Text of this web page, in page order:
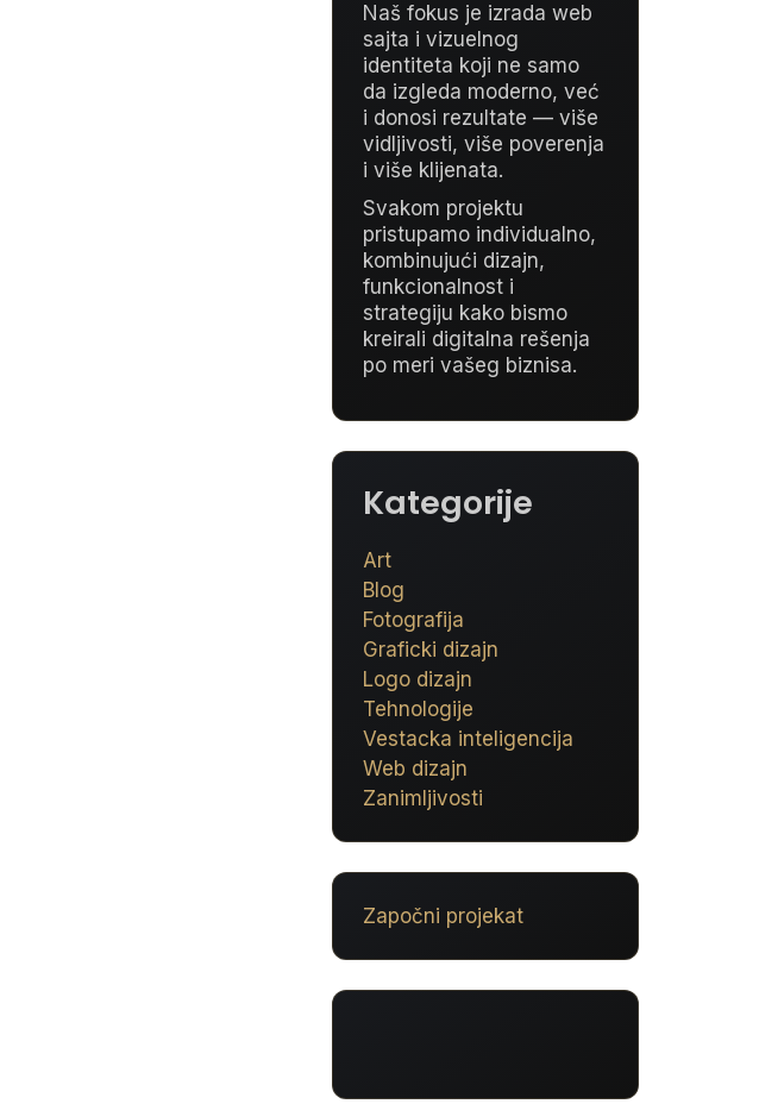
Naš fokus je izrada web
sajta i vizuelnog
identiteta koji ne samo
da izgleda moderno, već
i donosi rezultate — više
vidljivosti, više poverenja
i više klijenata.
Svakom projektu
pristupamo individualno,
kombinujući dizajn,
funkcionalnost i
strategiju kako bismo
kreirali digitalna rešenja
po meri vašeg biznisa.
Kategorije
Art
Blog
Fotografija
Graficki dizajn
Logo dizajn
Tehnologije
Vestacka inteligencija
Web dizajn
Zanimljivosti
Započni projekat